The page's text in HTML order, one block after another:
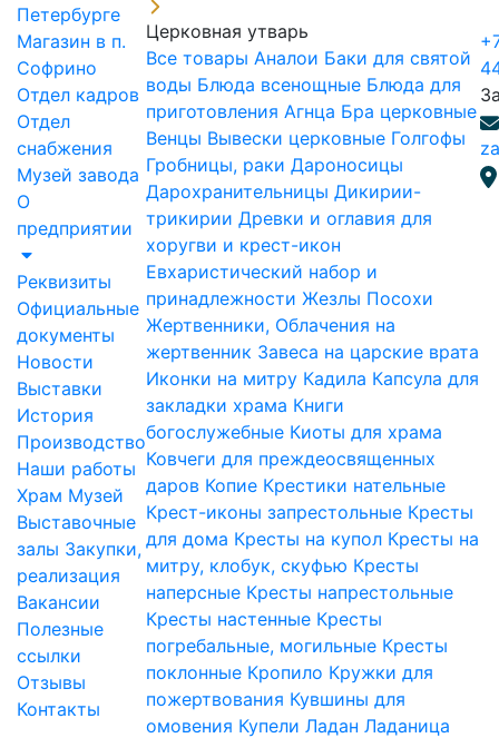
Петербурге
Магазин в п.
Софрино
Отдел кадров
Отдел
снабжения
Музей завода
О
предприятии
Реквизиты
Официальные
документы
Новости
Выставки
История
Производство
Наши работы
Храм Музей
Выставочные
залы Закупки,
реализация
Вакансии
Полезные
ссылки
Отзывы
Контакты
Церковная утварь
Все товары Аналои Баки для святой
воды Блюда всенощные Блюда для
приготовления Агнца Бра церковные
Венцы Вывески церковные Голгофы
Гробницы, раки Дароносицы
Дарохранительницы Дикирии-
трикирии Древки и оглавия для
хоругви и крест-икон
Евхаристический набор и
принадлежности Жезлы Посохи
Жертвенники, Облачения на
жертвенник Завеса на царские врата
Иконки на митру Кадила Капсула для
закладки храма Книги
богослужебные Киоты для храма
Ковчеги для преждеосвященных
даров Копие Крестики нательные
Крест-иконы запрестольные Кресты
для дома Кресты на купол Кресты на
митру, клобук, скуфью Кресты
наперсные Кресты напрестольные
Кресты настенные Кресты
погребальные, могильные Кресты
поклонные Кропило Кружки для
пожертвования Кувшины для
омовения Купели Ладан Ладаница